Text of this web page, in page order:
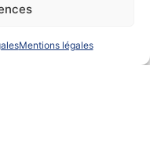
Mentions légales